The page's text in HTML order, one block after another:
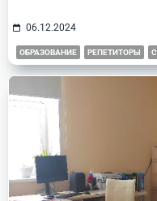
06.12.2024
ОБРАЗОВАНИЕ РЕПЕТИТОРЫ